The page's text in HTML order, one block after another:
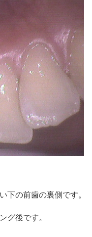
下の前歯の裏側です。
グ後です。